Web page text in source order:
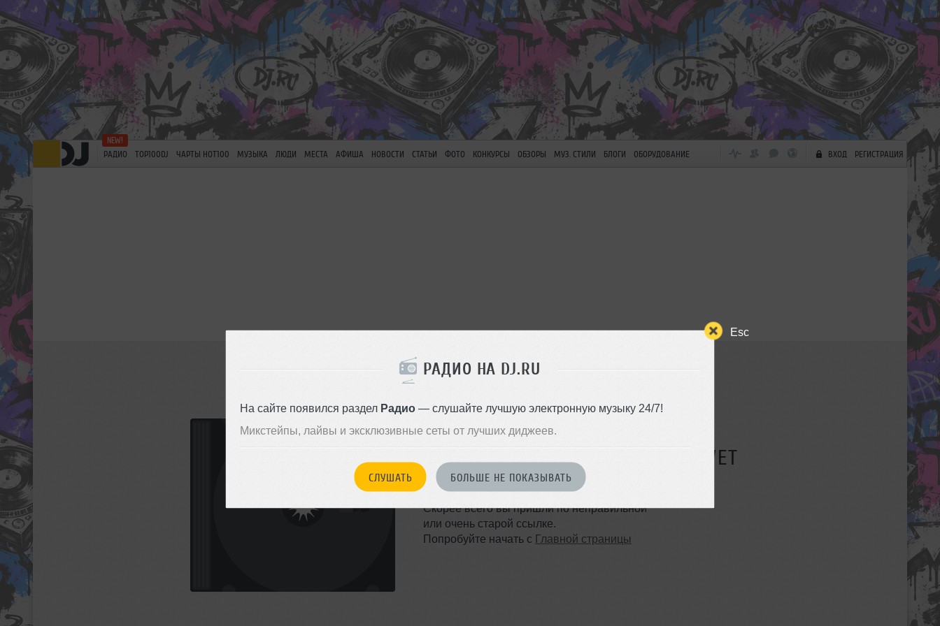
Esc
РАДИО НА DJ.RU
На сайте появился раздел Радио— слушайте лучшую электронную музыку 24/7!
Микстейпы, лайвы и эксклюзивные сеты от лучших диджеев.
СЛУШАТЬ БОЛЬШЕ НЕ ПОКАЗЫВАТЬ
РАДИО TOP100DJ ЧАРТЫ HOT100 МУЗЫКА ЛЮДИ МЕСТА АФИША НОВОСТИ СТАТЬИ ФОТО КОНКУРСЫ ОБЗОРЫ МУЗ. СТИЛИ БЛОГИ ОБОРУДОВАНИЕ ВХОД РЕГИСТРАЦИЯ
ТАКОЙ СТРАНИЦЫ НЕ СУЩЕСТВУЕТ
Ошибка 404
Скорее всего вы пришли по неправильной
или очень старой ссылке.
Попробуйте начать с Главной страницы